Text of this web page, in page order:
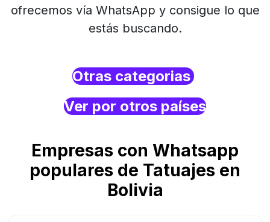
ofrecemos vía WhatsApp y consigue lo que
estás buscando.
Otras categorias
Ver por otros países
Empresas con Whatsapp
populares de Tatuajes en
Bolivia